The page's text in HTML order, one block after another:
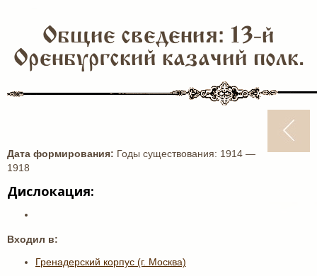
Общие сведения: 13-й
Оренбургский казачий полк.
Дата формирования: Годы существования: 1914 —
1918
Дислокация:
Входил в:
Гренадерский корпус (г. Москва)